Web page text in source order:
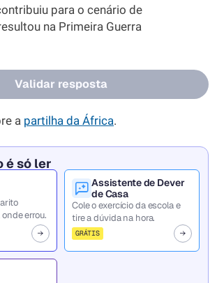
para o cenário de
na Primeira Guerra
Validar resposta
a partilha da África.
é só ler
errou.
Assistente de Dever
de Casa
Cole o exercício da escola e
tire a dúvida na hora.
GRÁTIS